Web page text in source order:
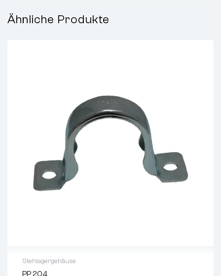
Ähnliche Produkte
Stehlagergehäuse
PP 204